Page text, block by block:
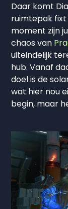
Daar komt
ruimtepak fixt
moment zijn
chaos van
uiteindelijk
hub. Vanaf
doel is de
wat hier nou
begin, maar